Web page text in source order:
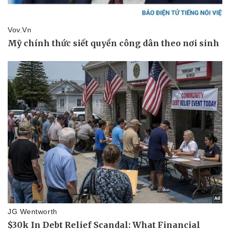
Bóng đá
Lịch thi đấu bóng đá
Thế giới thể thao
eSports
Hậu trường
Ô tô
Xe máy
Tư vấn